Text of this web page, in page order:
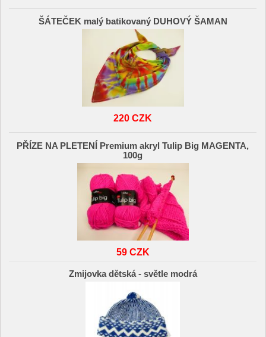
ŠÁTEČEK malý batikovaný DUHOVÝ ŠAMAN
220 CZK
PŘÍZE NA PLETENÍ Premium akryl Tulip Big MAGENTA,
100g
59 CZK
Zmijovka dětská - světle modrá